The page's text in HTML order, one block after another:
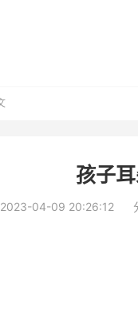
孩子
2023-04-09 20:26:12